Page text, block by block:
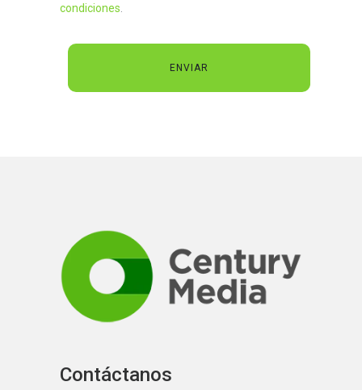
condiciones
Contáctanos